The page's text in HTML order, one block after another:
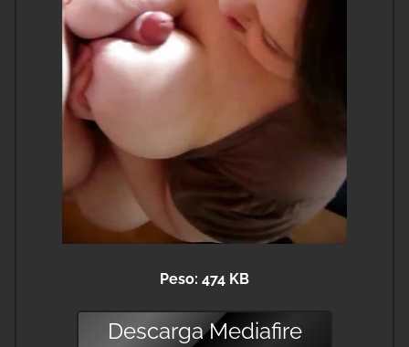
Peso: 474 KB
DescargaMediafire